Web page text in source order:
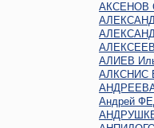
АКСЕНОВ
АЛИЕВ
АЛКСНИС
Андрей